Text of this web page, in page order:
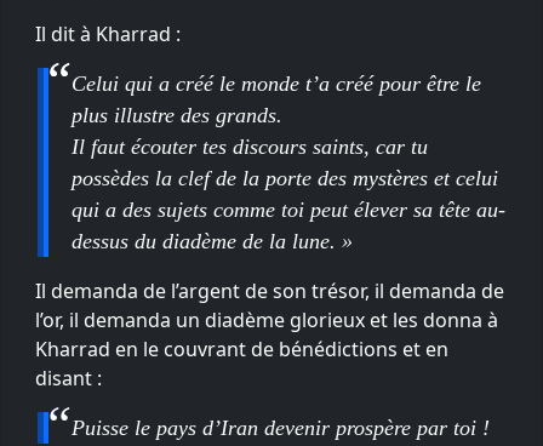
Il dit à Kharrad :
Celui qui a créé le monde t’a créé pour être le
plus illustre des grands.
Il faut écouter tes discours saints, car tu
possèdes la clef de la porte des mystères et celui
qui a des sujets comme toi peut élever sa tête au-
dessus du diadème de la lune. »
Il demanda de l’argent de son trésor, il demanda de
l’or, il demanda un diadème glorieux et les donna à
Kharrad en le couvrant de bénédictions et en
disant :
Puisse le pays d’Iran devenir prospère par toi !